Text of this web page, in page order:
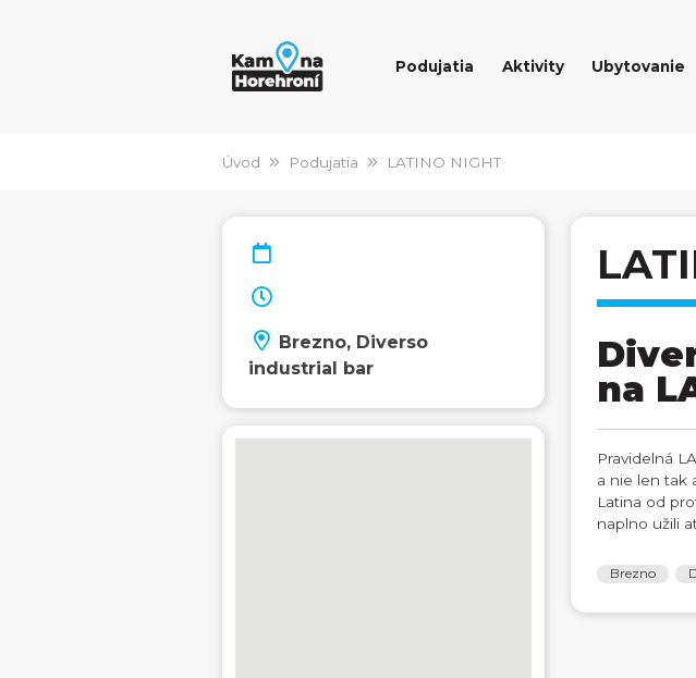
Podujatia Aktivity Ubytovanie
Úvod Podujatia LATINO NIGHT
Brezno, Diverso
industrial bar
na
Pravidelná
a nie len tak
Latina od
naplno užili
Brezno